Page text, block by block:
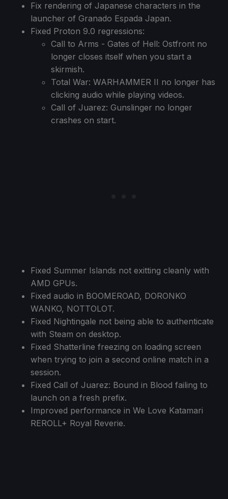
Fix rendering of Japanese characters in the
launcher of Granado Espada Japan.
Fixed Proton 9.0 regressions:
Call to Arms - Gates of Hell: Ostfront no
longer closes itself when you start a
skirmish.
Total War: WARHAMMER II no longer has
clicking audio while playing videos.
Call of Juarez: Gunslinger no longer
crashes on start.
Fixed Summer Islands not exitting cleanly with
AMD GPUs.
Fixed audio in BOOMEROAD, DORONKO
WANKO, NOTTOLOT.
Fixed Nightingale not being able to authenticate
with Steam on desktop.
Fixed Shatterline freezing on loading screen
when trying to join a second online match in a
session.
Fixed Call of Juarez: Bound in Blood failing to
launch on a fresh prefix.
Improved performance in We Love Katamari
REROLL+ Royal Reverie.